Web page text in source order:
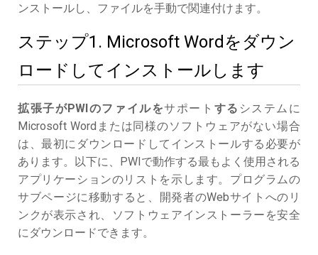
ンストールし、ファイルを手動で関連付けます。
ステップ1. Microsoft Wordをダウン
ロードしてインストールします
拡張子がPWIのファイルをサポート する システムに
Microsoft Wordまたは同様のソフトウェアがない場合
は、最初にダウンロードしてインストールする必要が
あります。以下に、PWIで動作する最もよく使用される
アプリケーションのリストを示します。プログラムの
サブページに移動すると、開発者のWebサイトへのリ
ンクが表示され、ソフトウェアインストーラーを安全
にダウンロードできます。